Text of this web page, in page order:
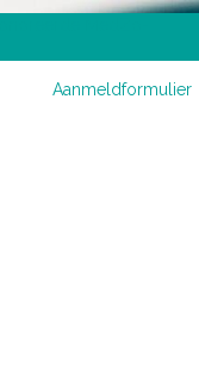
Aanmeldformulier